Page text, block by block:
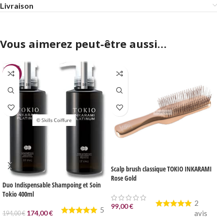
Livraison
Vous aimerez peut-être aussi…
-10%
Duo Indispensable Shampoing et Soin
Tokio 400ml
194,00€ 174,00€
5
Scalp brush classique TOKIO INKARAMI
Rose Gold
99,00€
2
avis